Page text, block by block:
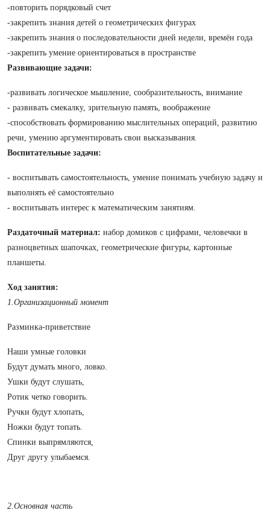
-повторить порядковый счет
-закрепить знания детей о геометрических фигурах
-закрепить знания о последовательности дней недели, времён года
-закрепить умение ориентироваться в пространстве
Развивающие задачи:
-развивать логическое мышление, сообразительность, внимание
- развивать смекалку, зрительную память, воображение
-способствовать формированию мыслительных операций, развитию
речи, умению аргументировать свои высказывания.
Воспитательные задачи:
- воспитывать самостоятельность, умение понимать учебную задачу и
выполнять её самостоятельно
- воспитывать интерес к математическим занятиям.
Раздаточный материал: набор домиков с цифрами, человечки в
разноцветных шапочках, геометрические фигуры, картонные
планшеты.
Ход занятия:
1.Организационный момент
Разминка-приветствие
Наши умные головки
Будут думать много, ловко.
Ушки будут слушать,
Ротик четко говорить.
Ручки будут хлопать,
Ножки будут топать.
Спинки выпрямляются,
Друг другу улыбаемся.
2.Основная часть